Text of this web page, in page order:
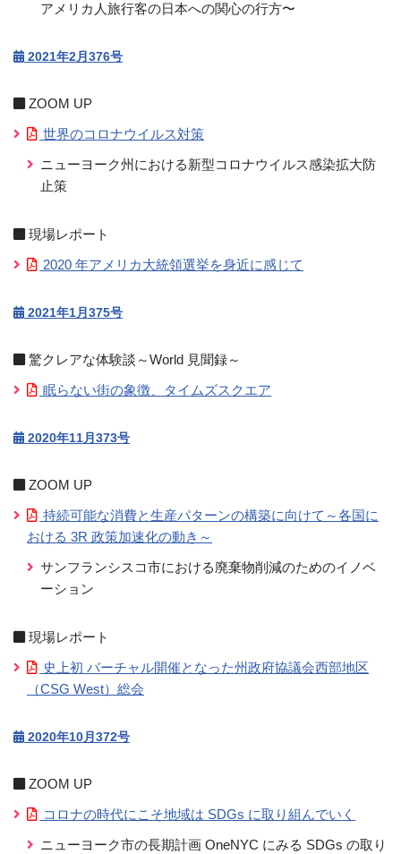
アメリカ人旅行客の日本への関心の行方〜
2021年2月376号
ZOOM UP
世界のコロナウイルス対策
ニューヨーク州における新型コロナウイルス感染拡大防
止策
現場レポート
2020 年アメリカ大統領選挙を身近に感じて
2021年1月375号
驚クレアな体験談～World 見聞録～
眠らない街の象徴、タイムズスクエア
2020年11月373号
ZOOM UP
持続可能な消費と生産パターンの構築に向けて～各国に
おける 3R 政策加速化の動き～
サンフランシスコ市における廃棄物削減のためのイノベ
ーション
現場レポート
史上初 バーチャル開催となった州政府協議会西部地区
（CSG West）総会
2020年10月372号
ZOOM UP
コロナの時代にこそ地域は SDGs に取り組んでいく
ニューヨーク市の長期計画 OneNYC にみる SDGs の取り